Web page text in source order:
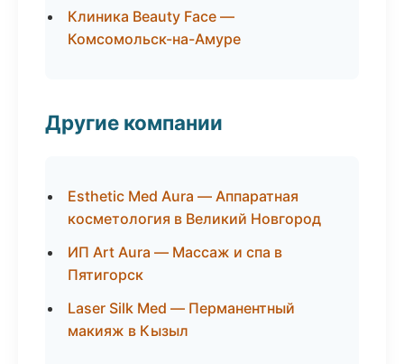
Клиника Beauty Face —
Комсомольск-на-Амуре
Другие компании
Esthetic Med Aura — Аппаратная
косметология в Великий Новгород
ИП Art Aura — Массаж и спа в
Пятигорск
Laser Silk Med — Перманентный
макияж в Кызыл